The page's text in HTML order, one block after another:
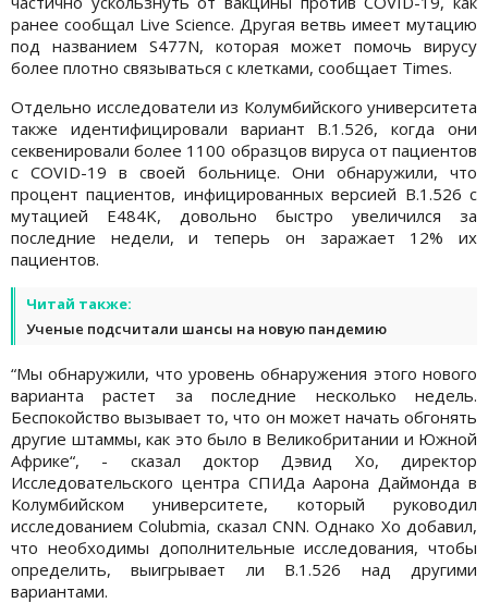
ранее сообщал Live Science. Другая ветвь имеет мутацию
под названием S477N, которая может помочь вирусу
более плотно связываться с клетками, сообщает Times.
Отдельно исследователи из Колумбийского университета
также идентифицировали вариант B.1.526, когда они
секвенировали более 1100 образцов вируса от пациентов
с COVID-19 в своей больнице. Они обнаружили, что
процент пациентов, инфицированных версией B.1.526 с
мутацией E484K, довольно быстро увеличился за
последние недели, и теперь он заражает 12% их
пациентов.
Читай также:
Ученые подсчитали шансы на новую пандемию
“Мы обнаружили, что уровень обнаружения этого нового
варианта растет за последние несколько недель.
Беспокойство вызывает то, что он может начать обгонять
другие штаммы, как это было в Великобритании и Южной
Африке“, - сказал доктор Дэвид Хо, директор
Исследовательского центра СПИДа Аарона Даймонда в
Колумбийском университете, который руководил
исследованием Colubmia, сказал CNN. Однако Хо добавил,
что необходимы дополнительные исследования, чтобы
определить, выигрывает ли B.1.526 над другими
вариантами.